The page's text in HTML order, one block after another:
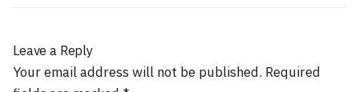
Leave a Reply
Your email address will not be published. Required